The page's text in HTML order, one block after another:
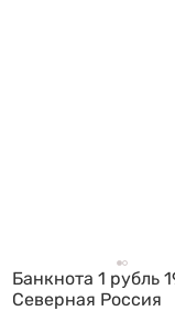
Банкнота 1 рубль
Северная Россия